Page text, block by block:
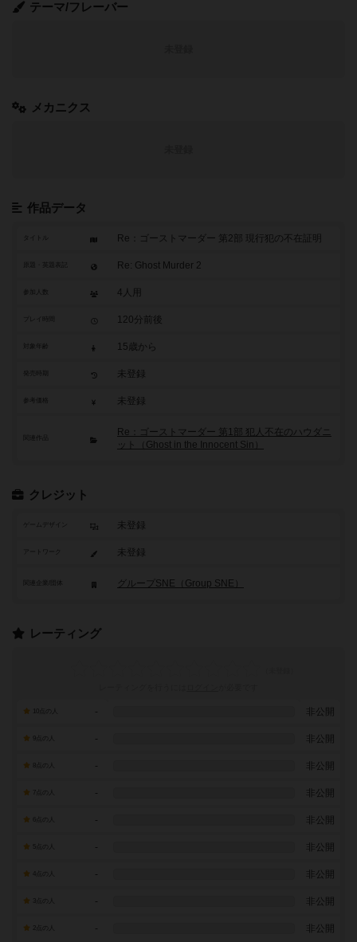
テーマ/フレーバー
メカニクス
作品データ
タイトル Re：ゴーストマーダー 第2部 現行犯の不在証明
Re: Ghost Murder 2
参加人数 4人用
120分前後
15歳から
未登録
参考価格 未登録
関連作品
Re：ゴーストマーダー 第1部 犯人不在のハウダニ
ット（Ghost in the Innocent Sin）
クレジット
ゲームデザイン 未登録
アートワーク 未登録
グループSNE（Group SNE）
レーティング
- 非公開
- 非公開
- 非公開
7点の人 - 非公開
- 非公開
- 非公開
- 非公開
- 非公開
- 非公開